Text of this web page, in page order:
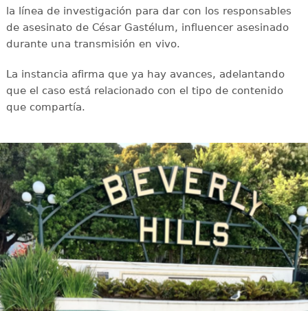
la línea de investigación para dar con los responsables
de asesinato de César Gastélum, influencer asesinado
durante una transmisión en vivo.
La instancia afirma que ya hay avances, adelantando
que el caso está relacionado con el tipo de contenido
que compartía.